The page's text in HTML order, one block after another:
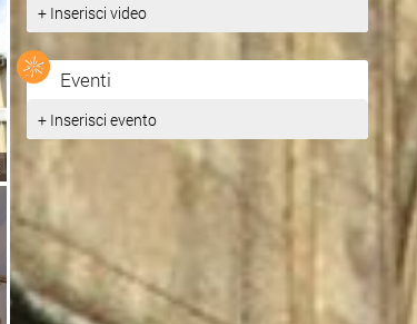
+ Inserisci video
Eventi
+ Inserisci evento